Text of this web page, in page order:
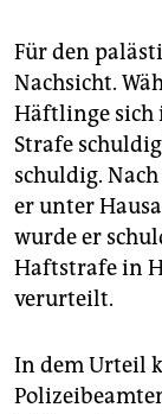
Für den
Nachsicht.
Häftlinge sich
Strafe
schuldig.
er unter
wurde er
Haftstrafe in
verurteilt.
In dem Urteil